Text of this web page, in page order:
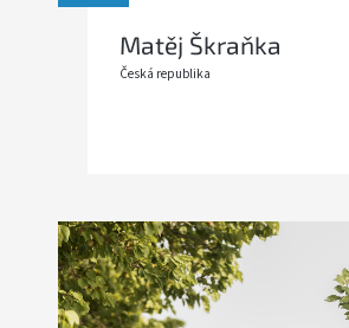
Matěj Škraňka
Česká republika